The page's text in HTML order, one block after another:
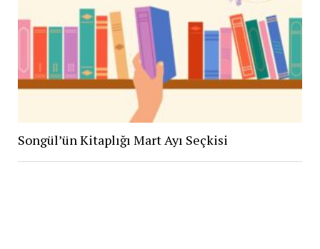
Songül’ün Kitaplığı Mart Ayı Seçkisi